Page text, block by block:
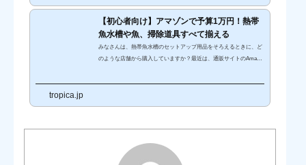
プですが、他にも必要なものがあります。特に水槽のメンテナンス
回は、熱帯魚...
【初心者向け】アマゾンで予算1万円！熱帯
魚水槽や魚、掃除道具すべて揃える
みなさんは、熱帯魚水槽のセットアップ用品をそろえるときに、ど
のような店舗から購入していますか？最近は、通販サイトのAmazo
道具をご紹介させていただきます。【初心者向け】アマゾンで予算
tropica.jp